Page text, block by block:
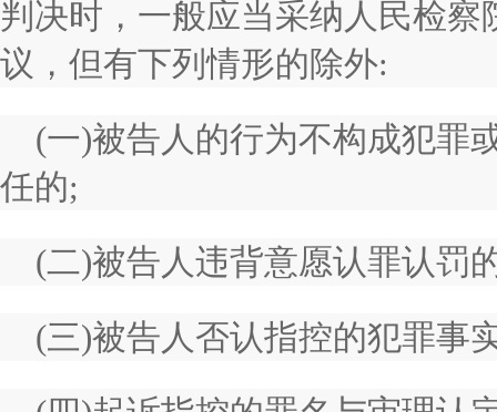
判决时，一般应当采纳人民检
议，但有下列情形的除外:
(一)被告人的行为不构成犯罪
任的;
(二)被告人违背意愿认罪认罚
(三)被告人否认指控的犯罪事